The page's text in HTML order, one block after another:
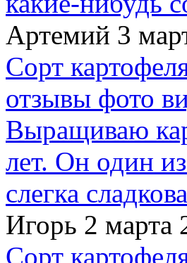
Артемий 3
Сорт
отзывы фото
Выращиваю
лет. Он один
слегка
Игорь 2 марта
Сорт